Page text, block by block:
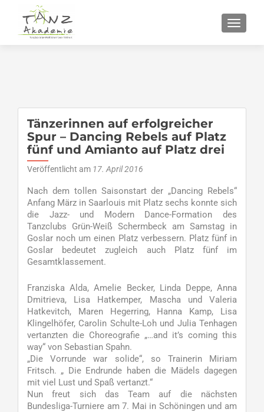
Tänzerinnen auf erfolgreicher
Spur – Dancing Rebels auf Platz
fünf und Amianto auf Platz drei
Veröffentlicht am 17. April 2016
Nach dem tollen Saisonstart der „Dancing Rebels“
Anfang März in Saarlouis mit Platz sechs konnte sich
die Jazz- und Modern Dance-Formation des
Tanzclubs Grün-Weiß Schermbeck am Samstag in
Goslar noch um einen Platz verbessern. Platz fünf in
Goslar bedeutet zugleich auch Platz fünf im
Gesamtklassement.
Franziska Alda, Amelie Becker, Linda Deppe, Anna
Dmitrieva, Lisa Hatkemper, Mascha und Valeria
Hatkevitch, Maren Hegerring, Hanna Kamp, Lisa
Klingelhöfer, Carolin Schulte-Loh und Julia Tenhagen
vertanzten die Choreografie „…and it’s coming this
way“ von Sebastian Spahn.
„Die Vorrunde war solide“, so Trainerin Miriam
Fritsch. „ Die Endrunde haben die Mädels dagegen
mit viel Lust und Spaß vertanzt.“
Nun freut sich das Team auf die nächsten
Bundesliga-Turniere am 7. Mai in Schöningen und am